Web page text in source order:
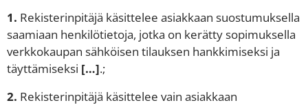
1. Rekisterinpitäjä käsittelee asiakkaan suostumuksella
saamiaan henkilötietoja, jotka on kerätty sopimuksella
verkkokaupan sähköisen tilauksen hankkimiseksi ja
täyttämiseksi […].;
2. Rekisterinpitäjä käsittelee vain asiakkaan